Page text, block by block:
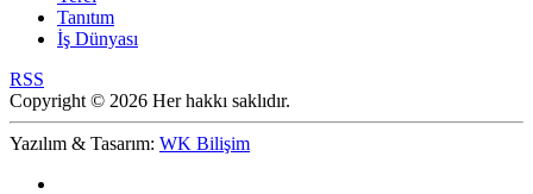
Tanıtım
İş Dünyası
RSS
Copyright © 2026 Her hakkı saklıdır.
Yazılım & Tasarım: WK Bilişim